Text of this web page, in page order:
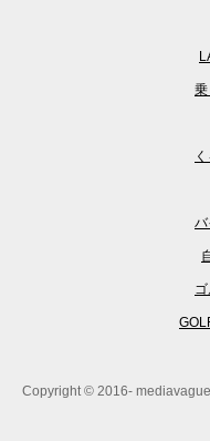
乗
バ
Copyright © 2016-